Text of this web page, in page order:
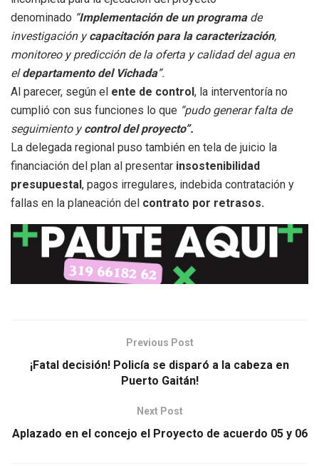
denominado “Implementación de un programade
investigación ycapacitación para la caracterización,
monitoreo y predicción de la oferta y calidad del agua en
eldepartamento del Vichada”.
Al parecer, según el ente de control, la interventoría no
cumplió con sus funciones lo que “pudo generar falta de
seguimiento ycontrol del proyecto”.
La delegada regional puso también en tela de juicio la
financiación del plan al presentar insostenibilidad
presupuestal, pagos irregulares, indebida contratación y
fallas en la planeación del contrato por retrasos.
Previous Post
¡Fatal decisión! Policía se disparó a la cabeza en
Puerto Gaitán!
Next Post
Aplazado en el concejo el Proyecto de acuerdo 05 y 06